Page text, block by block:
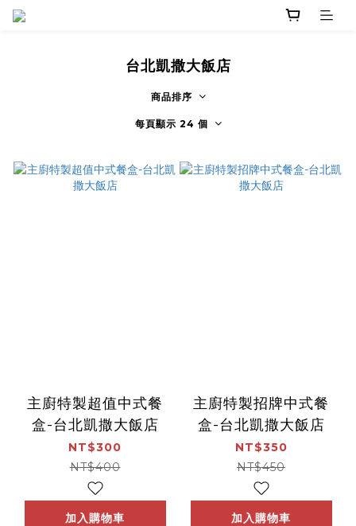
台北凱撒大飯店
商品排序
每頁顯示 24 個
主廚特製超值中式餐
盒-台北凱撒大飯店
NT$300
NT$400
加入購物車
主廚特製招牌中式餐
盒-台北凱撒大飯店
NT$350
NT$450
加入購物車